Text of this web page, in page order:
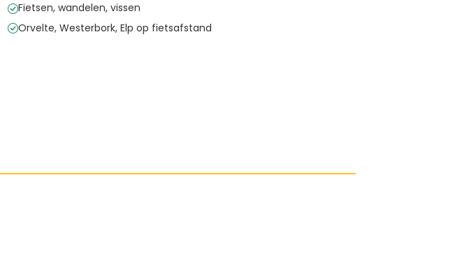
Fietsen, wandelen, vissen
Orvelte, Westerbork, Elp op fietsafstand